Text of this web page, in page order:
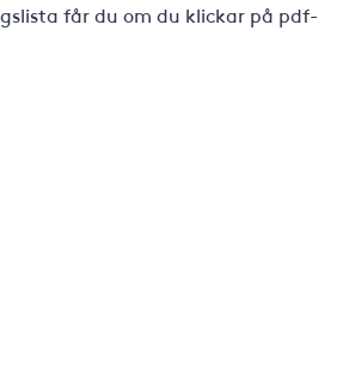
får du om du klickar på pdf-